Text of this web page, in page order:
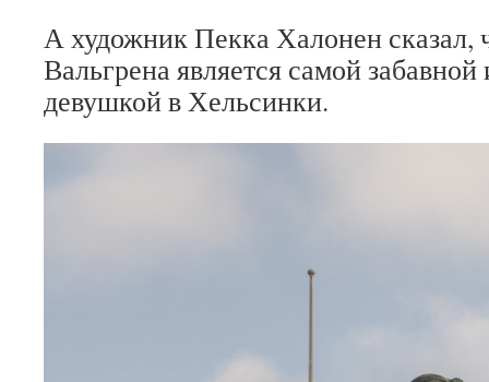
А художник Пекка Халонен сказал,
Вальгрена является самой
девушкой в Хельсинки.